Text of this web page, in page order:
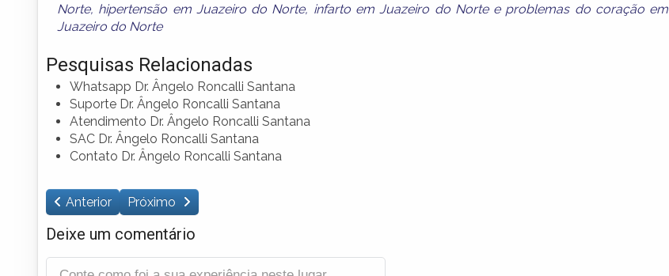
Norte, hipertensão em Juazeiro do Norte, infarto em Juazeiro do Nortee problemas do coração em
Juazeiro do Norte
Pesquisas Relacionadas
Whatsapp Dr. Ângelo Roncalli Santana
Suporte Dr. Ângelo Roncalli Santana
Atendimento Dr. Ângelo Roncalli Santana
SAC Dr. Ângelo Roncalli Santana
Contato Dr. Ângelo Roncalli Santana
Anterior Próximo
Deixe um comentário